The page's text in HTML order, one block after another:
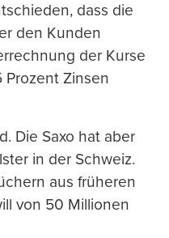
dass die
den Kunden
der Kurse
Prozent Zinsen
Die Saxo hat aber
in der Schweiz.
aus früheren
von 50 Millionen